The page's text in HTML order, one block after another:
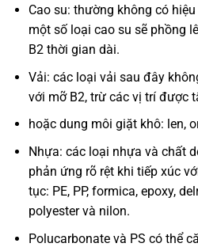
Cao su: thường không có
một số loại cao su sẽ phồng
B2 thời gian dài.
Vải: các loại vải sau đây
với mỡ B2, trừ các vị trí được
hoặc dung môi giặt khô: len,
Nhựa: các loại nhựa và chất
phản ứng rõ rệt khi tiếp xúc
tục: PE, PP, formica, epoxy,
polyester và nilon.
Polucarbonate và PS có thể